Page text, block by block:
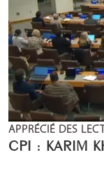
APPRÉCIÉ DES
CPI : KARIM